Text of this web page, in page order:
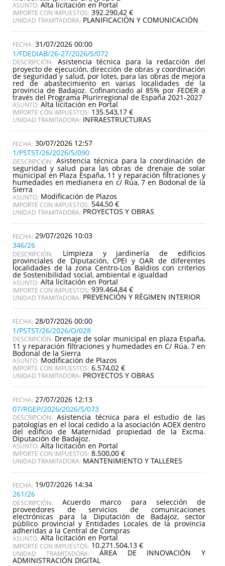
ASUNTO: Alta licitación en Portal
IMPORTE CON IMPUESTOS: 392.290,42 €
UNIDAD TRAMITADORA: PLANIFICACIÓN Y COMUNICACIÓN
31/07/2026 00:00
1/FDEDIAB/26-27/2026/S/072
DESCRIPCIÓN: Asistencia técnica para la redacción del
proyecto de ejecución, dirección de obras y coordinación
de seguridad y salud, por lotes, para las obras de mejora
red de abastecimiento en varias localidades de la
provincia de Badajoz. Cofinanciado al 85% por FEDER a
través del Programa Plurirregional de España 2021-2027
ASUNTO: Alta licitación en Portal
IMPORTE CON IMPUESTOS: 135.543,17 €
UNIDAD TRAMITADORA: INFRAESTRUCTURAS
30/07/2026 12:57
1/PSTST/26/2026/S/090
DESCRIPCIÓN: Asistencia técnica para la coordinación de
seguridad y salud para las obras de drenaje de solar
municipal en Plaza España, 11 y reparación filtraciones y
humedades en medianera en c/ Rúa, 7 en Bodonal de la
Sierra
ASUNTO: Modificación de Plazos
IMPORTE CON IMPUESTOS: 544,50 €
UNIDAD TRAMITADORA: PROYECTOS Y OBRAS
29/07/2026 10:03
346/26
DESCRIPCIÓN: Limpieza y jardinería de edificios
provinciales de Diputación, CPEI y OAR de diferentes
localidades de la zona Centro-Los Baldios con criterios
de Sostenibilidad social, ambiental e igualdad
ASUNTO: Alta licitación en Portal
IMPORTE CON IMPUESTOS: 939.464,84 €
UNIDAD TRAMITADORA: PREVENCIÓN Y RÉGIMEN INTERIOR
28/07/2026 00:00
1/PSTST/26/2026/O/028
DESCRIPCIÓN: Drenaje de solar municipal en plaza España,
11 y reparación filtraciones y humedades en C/ Rúa, 7 en
Bodonal de la Sierra
ASUNTO: Modificación de Plazos
IMPORTE CON IMPUESTOS: 6.574,02 €
UNIDAD TRAMITADORA: PROYECTOS Y OBRAS
27/07/2026 12:13
07/RGEP/2026/2026/S/073
DESCRIPCIÓN: Asistencia técnica para el estudio de las
patologías en el local cedido a la asociación AOEX dentro
del edificio de Maternidad propiedad de la Excma.
Diputación de Badajoz.
ASUNTO: Alta licitación en Portal
IMPORTE CON IMPUESTOS: 8.500,00 €
UNIDAD TRAMITADORA: MANTENIMIENTO Y TALLERES
19/07/2026 14:34
261/26
DESCRIPCIÓN: Acuerdo marco para selección de
proveedores de servicios de comunicaciones
electrónicas para la Diputación de Badajoz, sector
público provincial y Entidades Locales de la provincia
adheridas a la Central de Compras
ASUNTO: Alta licitación en Portal
IMPORTE CON IMPUESTOS: 10.271.504,13 €
UNIDAD TRAMITADORA: ÁREA DE INNOVACIÓN Y
ADMINISTRACIÓN DIGITAL